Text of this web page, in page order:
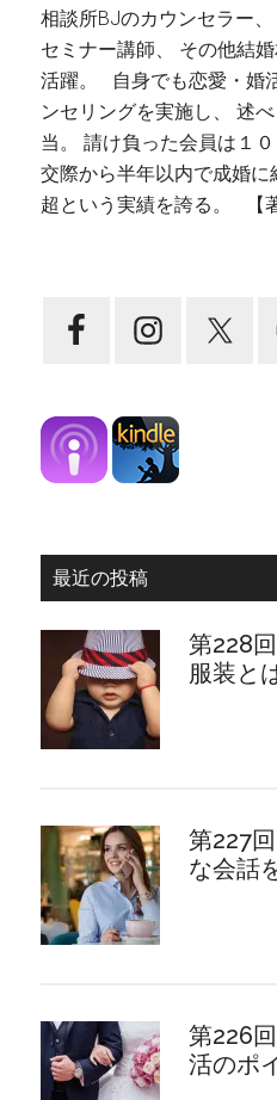
相談所BJのカウンセラー
セミナー講師、 その他結
活躍。 自身でも恋愛・婚
ンセリングを実施し、 述
当。 請け負った会員は１
交際から半年以内で成婚に
超という実績を誇る。 【
最近の投稿
第228
服装と
第227
な会話
第226
活のポ